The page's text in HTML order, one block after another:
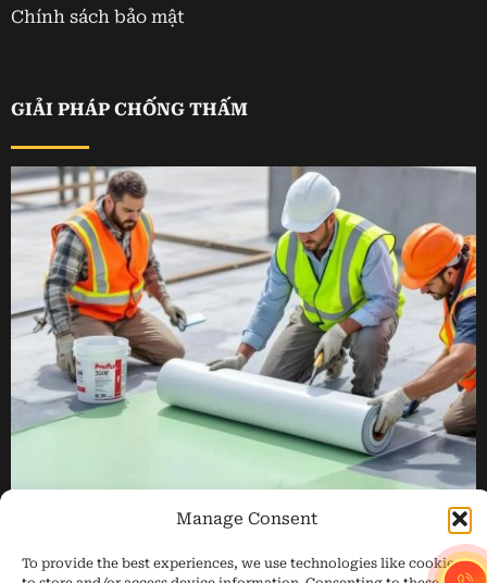
Manage Consent
To provide the best experiences, we use technologies like cookies
Chính sách bảo mật
GIẢI PHÁP CHỐNG THẤM